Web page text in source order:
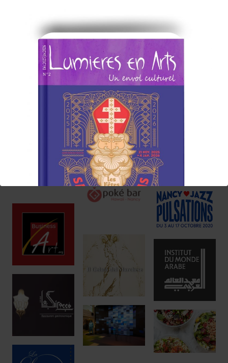
Réservez !
d'albums/films/livres/expos/événements coup de cœur à
consommer sans modération, ici et/ou
Nos Annonceurs !